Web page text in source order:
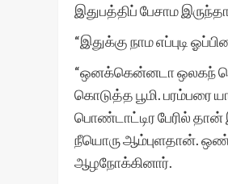
இதுபத்திப் பேசாம
“இதுக்கு நாம எப்புடி
“ஒனக்கென்னடா ஒலகந்
கொடுத்த பூமி. பரம்பரை
பொண்டாட்டிர பேரில் தான்
நீயொரு ஆம்புளதான்.
ஆழநோக்கினார்.